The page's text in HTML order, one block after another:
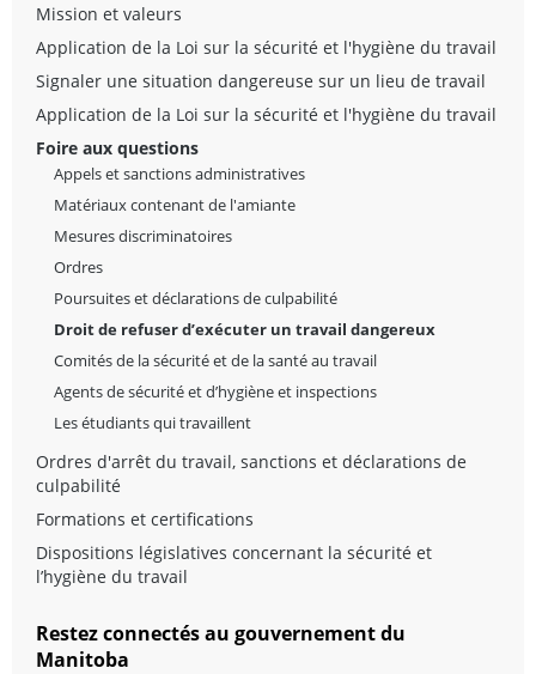
Mission et valeurs
Application de la Loi sur la sécurité et l'hygiène du travail
Signaler une situation dangereuse sur un lieu de travail
Application de la Loi sur la sécurité et l'hygiène du travail
Foire aux questions
Appels et sanctions administratives
Matériaux contenant de l'amiante
Mesures discriminatoires
Ordres
Poursuites et déclarations de culpabilité
Droit de refuser d’exécuter un travail dangereux
Comités de la sécurité et de la santé au travail
Agents de sécurité et d’hygiène et inspections
Les étudiants qui travaillent
Ordres d'arrêt du travail, sanctions et déclarations de
culpabilité
Formations et certifications
Dispositions législatives concernant la sécurité et
l’hygiène du travail
Restez connectés au gouvernement du
Manitoba